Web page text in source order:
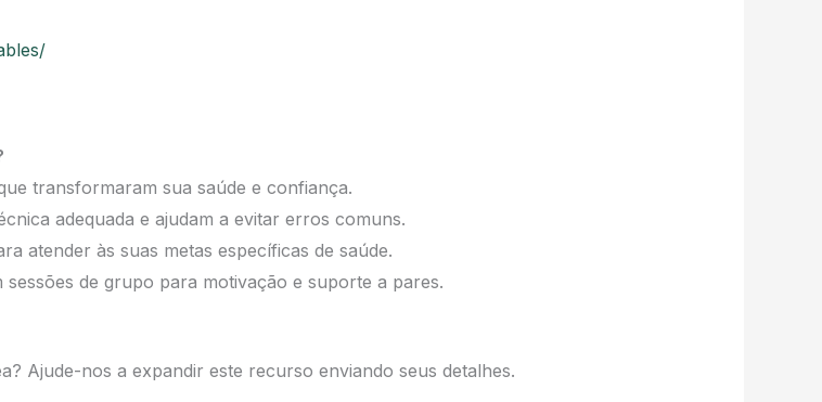
transformaram sua saúde e confiança.
adequada e ajudam a evitar erros comuns.
atender às suas metas específicas de saúde.
de grupo para motivação e suporte a pares.
Ajude-nos a expandir este recurso enviando seus detalhes.